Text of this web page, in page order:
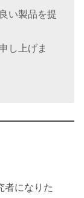
い製品を提
し上げま
者になりた